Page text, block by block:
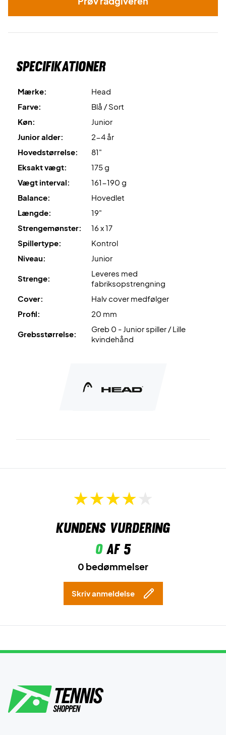
Specifikationer
Mærke:
Head
Farve:
Blå / Sort
Køn:
Junior
Junior alder:
2-4 år
Hovedstørrelse:
81"
Eksakt vægt:
175 g
Vægt interval:
161-190 g
Balance:
Hovedlet
Længde:
19"
Strengemønster:
16 x 17
Spillertype:
Kontrol
Niveau:
Junior
Strenge:
Leveres med
fabriksopstrengning
Cover:
Halv cover medfølger
Profil:
20 mm
Grebsstørrelse:
Greb 0 - Junior spiller / Lille
kvindehånd
Kundens vurdering
0af 5
0 bedømmelser
Skriv anmeldelse